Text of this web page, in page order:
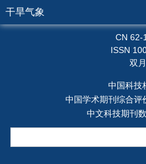
干旱气象
CN 62-
ISSN
双
中国科技
中国学术期刊综合评
中文科技期刊